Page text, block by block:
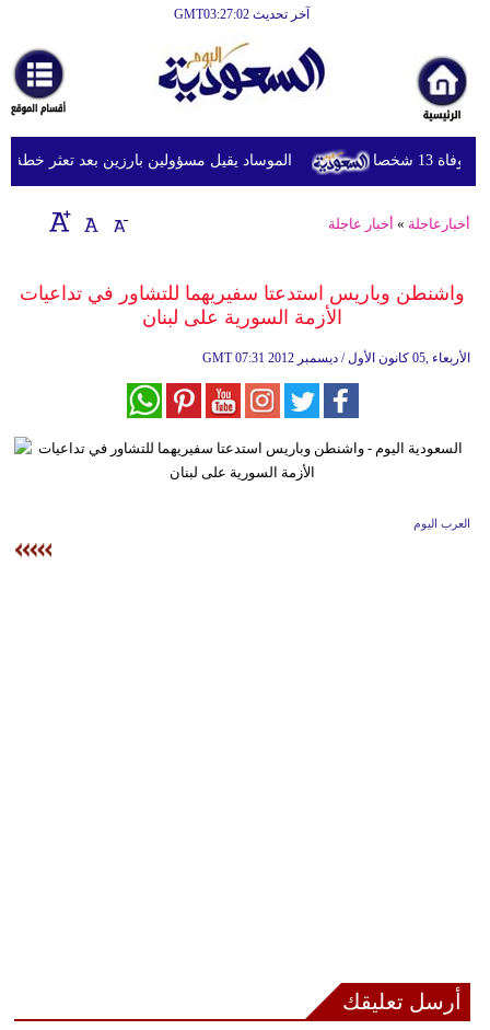
آخر تحديث GMT03:27:02
أخبارعاجلة
رياضة
ثقافة
إقتصاد
وموسيقى
ديكور
فيديو
الموساد يقيل مسؤولين بارزين بعد تعثر خطة شخصا
أخبارعاجلة » أخبار عاجلة
واشنطن وباريس استدعتا سفيريهما للتشاور في تداعيات
الأزمة السورية على لبنان
GMT 07:31 2012 الأربعاء ,05 كانون الأول / ديسمبر
العرب اليوم
أرسل تعليقك